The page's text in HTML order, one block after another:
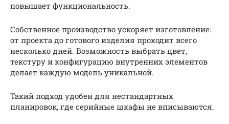
повышает функциональность.
Собственное производство ускоряет изготовление:
от проекта до готового изделия проходит всего
несколько дней. Возможность выбрать цвет,
текстуру и конфигурацию внутренних элементов
делает каждую модель уникальной.
Такий подход удобен для нестандартных
планировок, где серийные шкафы не вписываются.